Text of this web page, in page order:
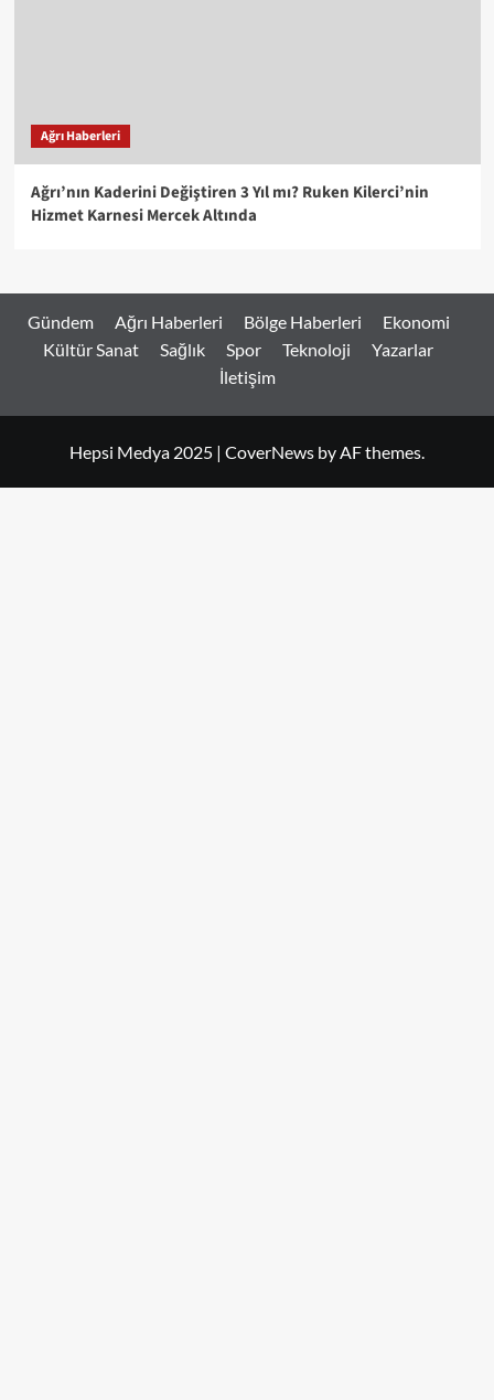
Ağrı Haberleri
Ağrı’nın Kaderini Değiştiren 3 Yıl mı? Ruken Kilerci’nin
Hizmet Karnesi Mercek Altında
Gündem Ağrı Haberleri Bölge Haberleri
Ekonomi
Kültür Sanat
Sağlık Spor Teknoloji
Yazarlar
İletişim
Hepsi Medya 2025 | CoverNews by AF themes.